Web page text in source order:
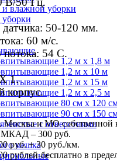
влажной уборки
1,2 м х 1,8 м
1,2 м х 10 м
1,2 м х 15 м
1,2 м х 2,5 м
80 см х 120
90 см х 150
с отверстиями
мешка
датчика: 50-120 мм.
60 м/с.
потока: 54 С.
1.
корпус.
Москва и МО собственной
МКАД – 300 руб.
руб. + 30 руб./км.
рублей-бесплатно в